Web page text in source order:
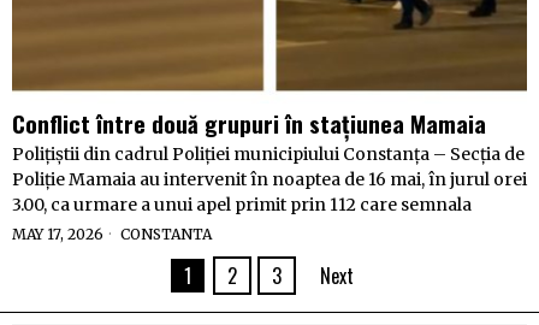
Conflict între două grupuri în stațiunea Mamaia
Polițiștii din cadrul Poliției municipiului Constanța – Secția de
Poliție Mamaia au intervenit în noaptea de 16 mai, în jurul orei
3.00, ca urmare a unui apel primit prin 112 care semnala
MAY 17, 2026 CONSTANTA
1 2 3 Next